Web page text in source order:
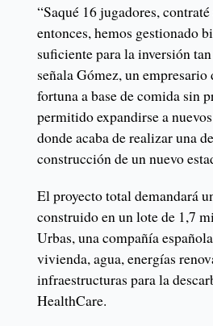
“Saqué 16 jugadores,
entonces, hemos gestionado
suficiente para la inversión
señala Gómez, un
fortuna a base de comida sin
permitido expandirse a
donde acaba de realizar una
construcción de un nuevo
El proyecto total demandará
construido en un lote de 1,7
Urbas, una compañía
vivienda, agua, energías
infraestructuras para la
HealthCare.